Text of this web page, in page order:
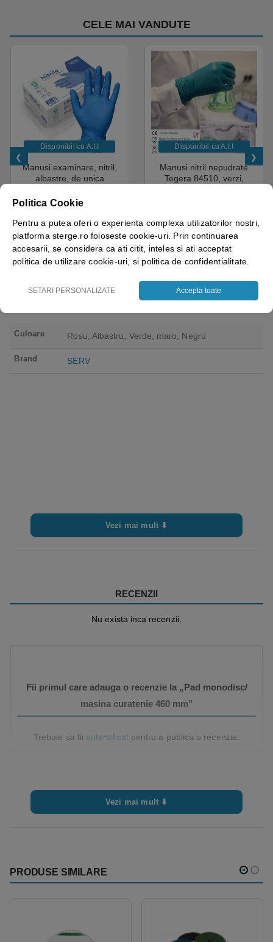
CELE MAI VANDUTE
Disponibil cu A.I.​!
Manusi examinare, nitril,
albastre, de unica
nepudrate, 100buc / cutie
saloane si domeniul
industrial, calitate premium
4.50out of 5
18.05lei+ TVA
Disponibil cu A.I.​!
Manusi nitril nepudrate
Tegera 84510, verzi,
industria alimentara
43.69lei+ TVA
Vezi detalii
Culoare Rosu, Albastru, Verde, maro, Negru
Brand SERV
Vezi mai mult ⬇
RECENZII
Nu exista inca recenzii.
Fii primul care adauga o recenzie la „Pad monodisc/
masina curatenie 460 mm”
Trebuie sa fii autentificatpentru a publica o recenzie.
Vezi mai mult ⬇
PRODUSE SIMILARE
Politica Cookie
Pentru a putea oferi o experienta complexa utilizatorilor nostri,
platforma sterge.ro foloseste cookie-uri. Prin continuarea
accesarii, se considera ca ati citit, inteles si ati acceptat
politica de utilizare cookie-uri, si politica de confidentialitate.
SETARI PERSONALIZATE Accepta toate